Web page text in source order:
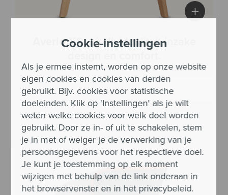
Cookie-instellingen
Als je ermee instemt, worden op onze website
eigen cookies en cookies van derden
gebruikt. Bijv. cookies voor statistische
doeleinden. Klik op 'Instellingen' als je wilt
weten welke cookies voor welk doel worden
gebruikt. Door ze in- of uit te schakelen, stem
je in met of weiger je de verwerking van je
persoonsgegevens voor het respectieve doel.
Je kunt je toestemming op elk moment
wijzigen met behulp van de link onderaan in
het browservenster en in het privacybeleid.
+
Averio XS– individualiteit inzake
design en comfort.